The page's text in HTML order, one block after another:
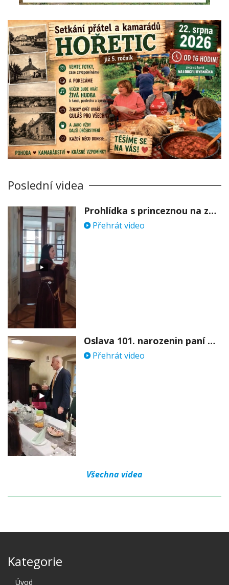
Poslední videa
Prohlídka s princeznou na zámku Stekník
Přehrát video
Oslava 101. narozenin paní Věry Skořepové
Přehrát video
Všechna videa
Kategorie
Úvod